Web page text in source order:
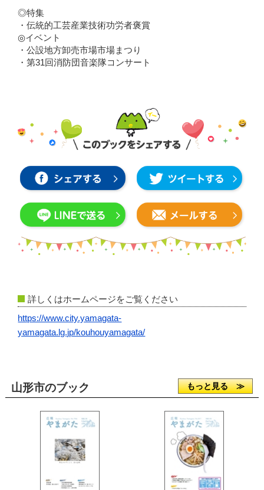
◎特集
・伝統的工芸産業技術功労者褒賞
◎イベント
・公設地方卸売市場市場まつり
・第31回消防団音楽隊コンサート
詳しくはホームページをご覧ください
https://www.city.yamagata-
yamagata.lg.jp/kouhouyamagata/
山形市のブック もっと見る ≫